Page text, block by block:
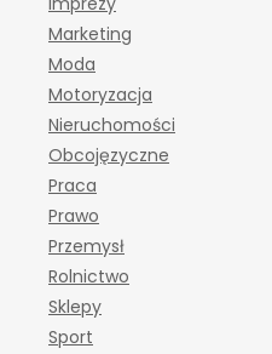
Marketing
Moda
Motoryzacja
Nieruchomości
Obcojęzyczne
Praca
Prawo
Przemysł
Rolnictwo
Sklepy
Sport